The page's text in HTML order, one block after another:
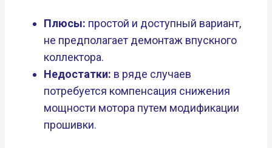
Плюсы: простой и доступный вариант,
не предполагает демонтаж впускного
коллектора.
Недостатки: в ряде случаев
потребуется компенсация снижения
мощности мотора путем модификации
прошивки.